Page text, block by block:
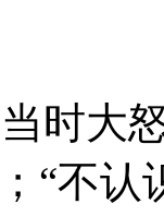
大怒
“不认